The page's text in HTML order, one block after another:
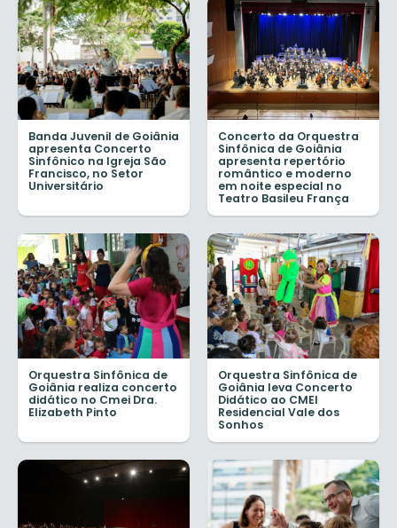
Banda Juvenil de Goiânia
apresenta Concerto
Sinfônico na Igreja São
Francisco, no Setor
Universitário
Concerto da Orquestra
Sinfônica de Goiânia
apresenta repertório
romântico e moderno
em noite especial no
Teatro Basileu França
Orquestra Sinfônica de
Goiânia realiza concerto
didático no Cmei Dra.
Elizabeth Pinto
Orquestra Sinfônica de
Goiânia leva Concerto
Didático ao CMEI
Residencial Vale dos
Sonhos